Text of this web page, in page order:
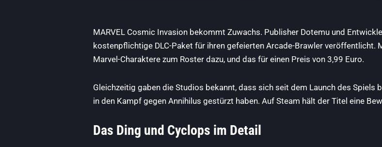
MARVEL Cosmic Invasion bekommt Zuwachs. Publisher Dotemu und
kostenpflichtige DLC-Paket für ihren gefeierten Arcade-Brawler veröffentlicht.
Marvel-Charaktere zum Roster dazu, und das für einen Preis von 3,99 Euro.
Gleichzeitig gaben die Studios bekannt, dass sich seit dem Launch des Spiels
in den Kampf gegen Annihilus gestürzt haben. Auf Steam hält der Titel eine
Das Ding und Cyclops im Detail